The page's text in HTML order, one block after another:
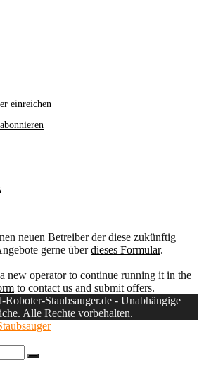
einreichen
neuen Betreiber der diese zukünftig
gerne überdieses Formular.
new operator to continue running it in the
to contact us and submit offers.
Staubsauger.de - Unabhängige
Alle Rechte vorbehalten.